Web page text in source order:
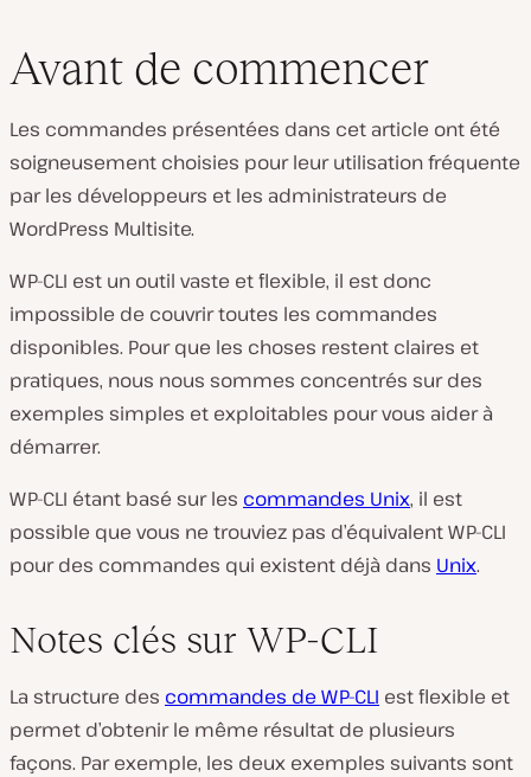
Avant de commencer
Les commandes présentées dans cet article ont été
soigneusement choisies pour leur utilisation fréquente
par les développeurs et les administrateurs de
WordPress Multisite.
WP-CLI est un outil vaste et flexible, il est donc
impossible de couvrir toutes les commandes
disponibles. Pour que les choses restent claires et
pratiques, nous nous sommes concentrés sur des
exemples simples et exploitables pour vous aider à
démarrer.
WP-CLI étant basé sur les commandes Unix, il est
possible que vous ne trouviez pas d’équivalent WP-CLI
pour des commandes qui existent déjà dans Unix.
Notes clés sur WP-CLI
La structure des commandes de WP-CLI est flexible et
permet d’obtenir le même résultat de plusieurs
façons. Par exemple, les deux exemples suivants sont